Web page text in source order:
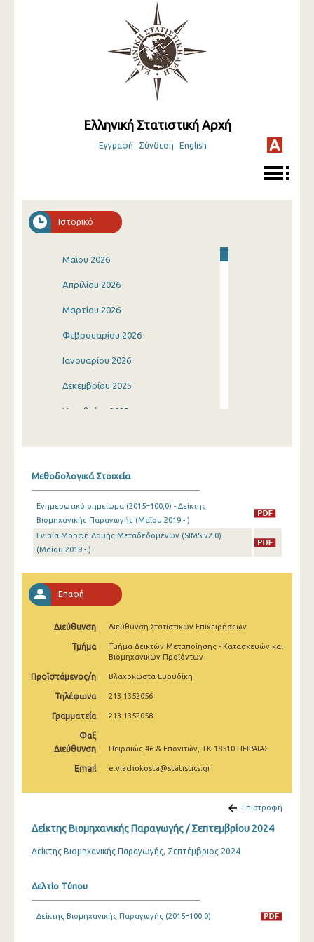
Ελληνική Στατιστική Αρχή
Εγγραφή Σύνδεση English
Ιστορικό
Μαΐου 2026
Απριλίου 2026
Μαρτίου 2026
Φεβρουαρίου 2026
Ιανουαρίου 2026
Δεκεμβρίου 2025
Νοεμβρίου 2025
Ιουλίου 2025
Ιουνίου 2025
Απριλίου 2025
Ιανουαρίου 2025
Νοεμβρίου 2024
Οκτωβρίου 2024
Σεπτεμβρίου 2024
Απριλίου 2024
Μαρτίου 2024
Μεθοδολογικά Στοιχεία
Ενημερωτικό σημείωμα (2015=100,0) - Δείκτης
Βιομηχανικής Παραγωγής (Μαΐου 2019 - )
Ενιαία Μορφή Δομής Μεταδεδομένων (SIMS v2.0)
(Μαΐου 2019 - )
Επαφή
Διεύθυνση Διεύθυνση Στατιστικών Επιχειρήσεων
Τμήμα
Τμήμα Δεικτών Μεταποίησης - Κατασκευών και
Βιομηχανικών Προϊόντων
Προϊστάμενος/η Βλαχοκώστα Ευρυδίκη
Τηλέφωνα 213 1352056
Γραμματεία 213 1352058
Φαξ
Διεύθυνση
Πειραιώς 46 & Επονιτών, ΤΚ 18510 ΠΕΙΡΑΙΑΣ
Email e.vlachokosta@statistics.gr
Επιστροφή
Δείκτης Βιομηχανικής Παραγωγής / Σεπτεμβρίου 2024
Δείκτης Βιομηχανικής Παραγωγής, Σεπτέμβριος 2024
Δελτίο Τύπου
Δείκτης Βιομηχανικής Παραγωγής (2015=100,0)